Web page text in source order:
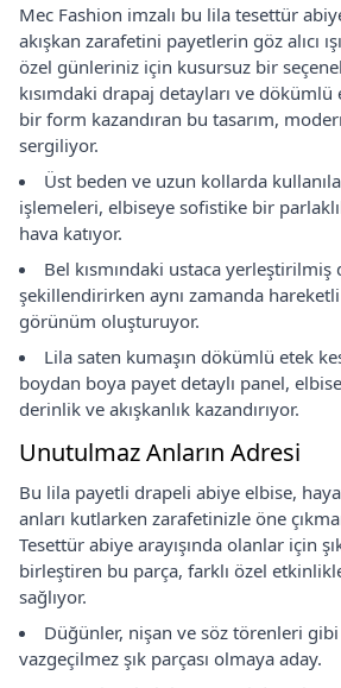
Mec Fashion imzalı bu lila tesettür
akışkan zarafetini payetlerin göz alıcı
özel günleriniz için kusursuz bir
kısımdaki drapaj detayları ve
bir form kazandıran bu tasarım,
sergiliyor.
Üst beden ve uzun kollarda
işlemeleri, elbiseye sofistike bir
hava katıyor.
Bel kısmındaki ustaca yerleştirilmiş
şekillendirirken aynı zamanda
görünüm oluşturuyor.
Lila saten kumaşın dökümlü etek
boydan boya payet detaylı panel,
derinlik ve akışkanlık kazandırıyor.
Unutulmaz Anların Adresi
Bu lila payetli drapeli abiye elbise,
anları kutlarken zarafetinizle öne
Tesettür abiye arayışında olanlar için
birleştiren bu parça, farklı özel
sağlıyor.
Düğünler, nişan ve söz törenleri gibi
vazgeçilmez şık parçası olmaya aday.